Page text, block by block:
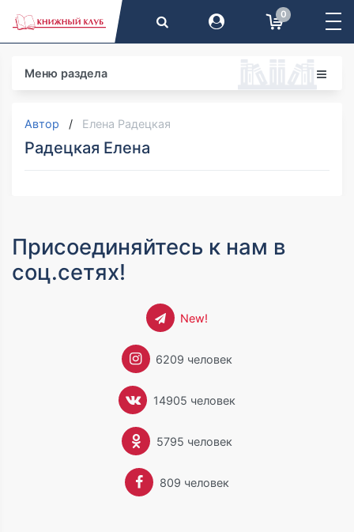
0
Меню раздела
Автор Елена Радецкая
Радецкая Елена
Присоединяйтесь к нам в
соц.сетях!
New!
6209 человек
14905 человек
5795 человек
809 человек